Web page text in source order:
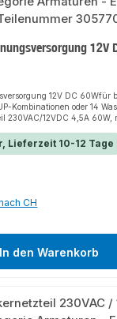
12V
12V DC 60Wfür
Kombinationen oder 14
230VAC/12VDC 4,5A 60W,
230
V DCStromaufnahme: max.
Lieferzeit 10-12 Tage
CH
In den Warenkorb